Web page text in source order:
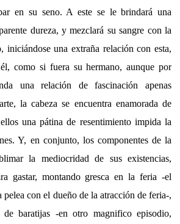
en su seno. A este se le brindará una
dureza, y mezclará su sangre con la
iniciándose una extraña relación con esta,
como si fuera su hermano, aunque por
una relación de fascinación apenas
la cabeza se encuentra enamorada de
una pátina de resentimiento impida la
Y, en conjunto, los componentes de la
la mediocridad de sus existencias,
gastar, montando gresca en la feria -el
con el dueño de la atracción de feria-,
de baratijas -en otro magnifico episodio,